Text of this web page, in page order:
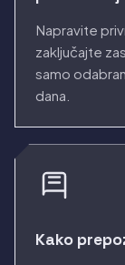
Napravite
zaključajte
samo
dana.
Kako